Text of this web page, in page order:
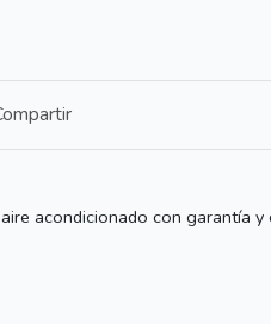
acondicionado con garantía y